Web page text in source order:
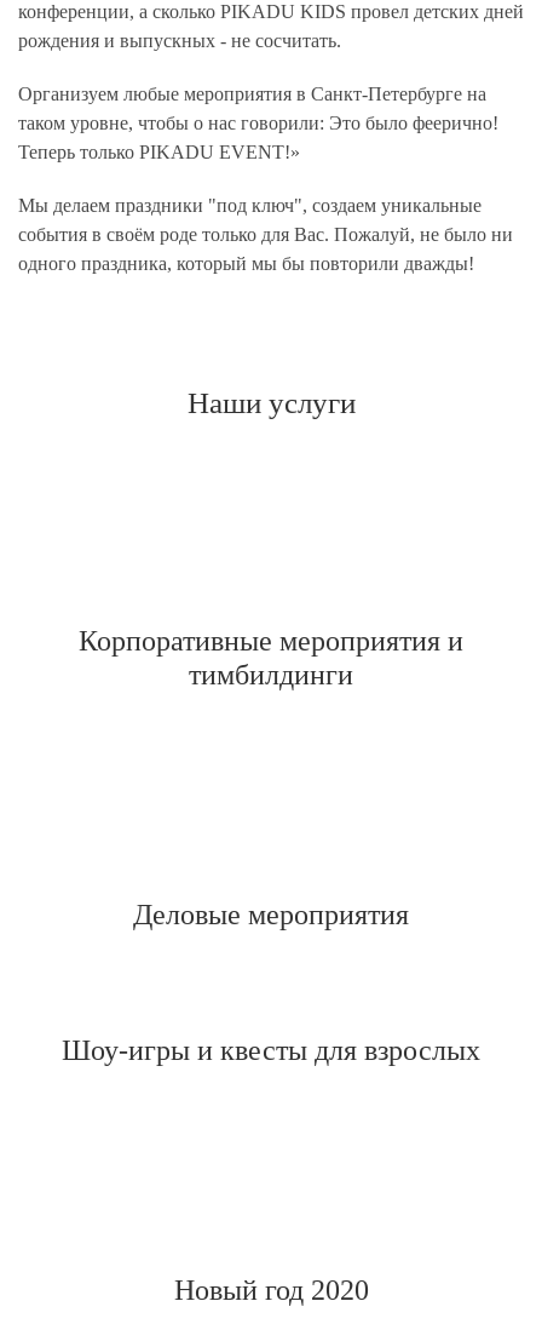
конференции, а сколько PIKADU KIDS провел детских дней
рождения и выпускных - не сосчитать.
Организуем любые мероприятия в Санкт-Петербурге на
таком уровне, чтобы о нас говорили: Это было феерично!
Теперь только PIKADU EVENT!»
Мы делаем праздники "под ключ", создаем уникальные
события в своём роде только для Вас. Пожалуй, не было ни
одного праздника, который мы бы повторили дважды!
Наши услуги
Корпоративные мероприятия и
тимбилдинги
Деловые мероприятия
Шоу-игры и квесты для взрослых
Новый год 2020